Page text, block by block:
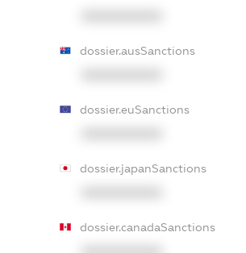
dossier.ausSanctions
dossier.euSanctions
dossier.japanSanctions
dossier.canadaSanctions